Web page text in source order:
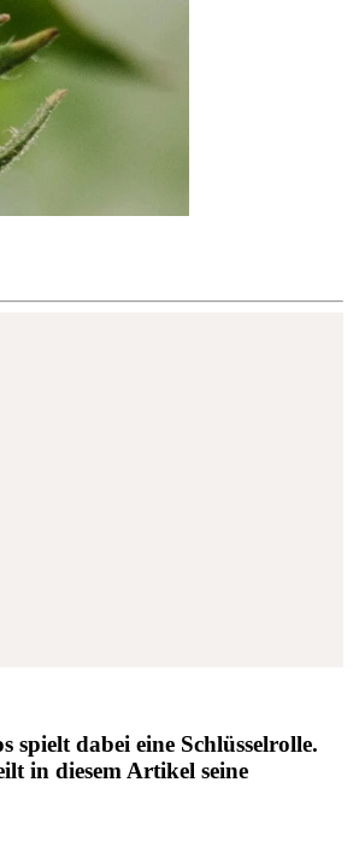
dabei eine Schlüsselrolle.
in diesem Artikel seine